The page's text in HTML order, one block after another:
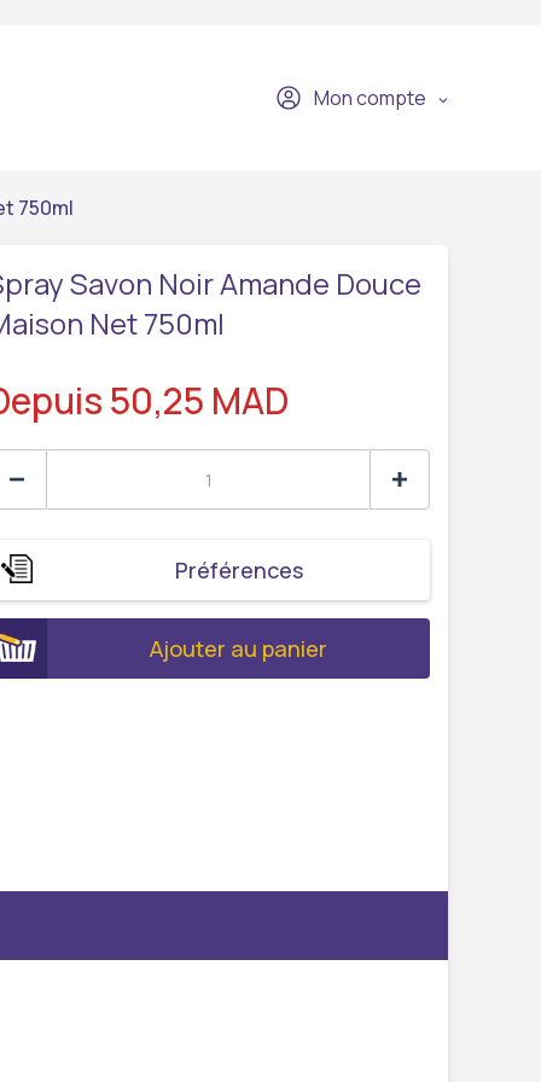
Mon compte
750ml
Savon Noir Amande Douce
Net 750ml
50,25 MAD
Préférences
Ajouter au panier